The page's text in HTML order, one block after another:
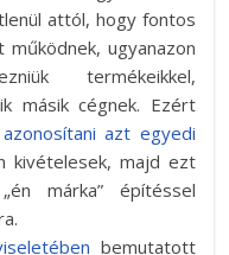
attól, hogy fontos
ugyanazon
termékeikkel,
másik cégnek. Ezért
azt egyedi
kivételesek, majd ezt
márka” építéssel
bemutatott